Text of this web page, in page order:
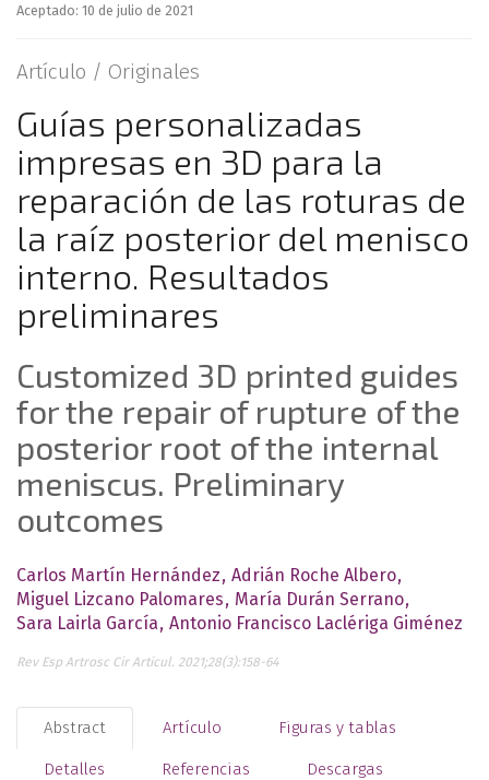
Aceptado: 10 de julio de 2021
Artículo / Originales
Guías personalizadas
impresas en 3D para la
reparación de las roturas de
la raíz posterior del menisco
interno. Resultados
preliminares
Customized 3D printed guides
for the repair of rupture of the
posterior root of the internal
meniscus. Preliminary
outcomes
Carlos Martín Hernández Adrián Roche Albero
Miguel Lizcano Palomares
María Durán Serrano
Sara Lairla García Antonio Francisco Laclériga Giménez
Rev Esp Artrosc Cir Articul. 2021;28(3):158-64
Abstract Artículo Figuras y tablas
Detalles Referencias Descargas